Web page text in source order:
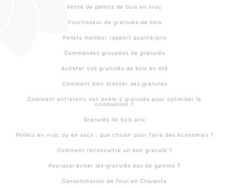
Vente de pellets de bois en vrac
Fournisseur de granulés de bois
Pellets meilleur rapport qualité/prix
Commandes groupées de granulés
Acheter vos granulés de bois en été
Comment bien stocker ses granulés
Comment entretenir son poêle à granulés pour optimiser la
combustion ?
Granulés de bois prix
Pellets en vrac ou en sacs : que choisir pour faire des économies ?
Comment reconnaître un bon granulé ?
Pourquoi éviter les granulés bas de gamme ?
Consommation de fioul en Charente